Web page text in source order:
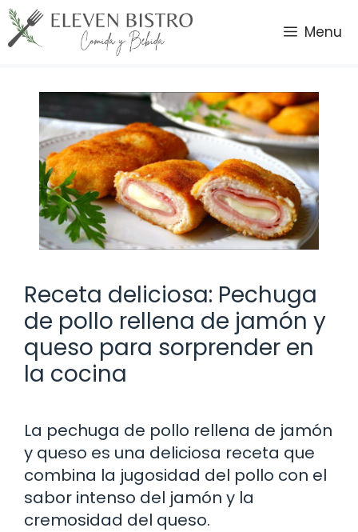
Saltar
al
contenido
Menu
Receta deliciosa: Pechuga
de pollo rellena de jamón y
queso para sorprender en
la cocina
La pechuga de pollo rellena de jamón
y queso es una deliciosa receta que
combina la jugosidad del pollo con el
sabor intenso del jamón y la
cremosidad del queso.